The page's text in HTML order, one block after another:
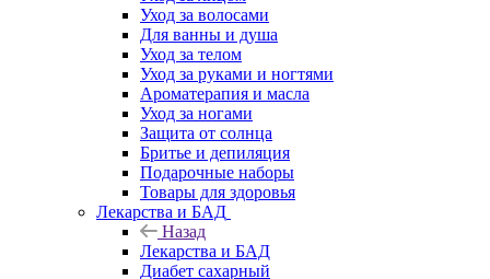
Уход за волосами
Для ванны и душа
Уход за телом
Уход за руками и ногтями
Ароматерапия и масла
Уход за ногами
Защита от солнца
Бритье и депиляция
Подарочные наборы
Товары для здоровья
Лекарства и БАД
Назад
Лекарства и БАД
Диабет сахарный